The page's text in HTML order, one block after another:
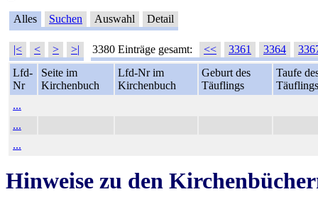
Alles Suchen Auswahl Detail
|< < > >| 3380 Einträge gesamt: << 3361 3364
Lfd-
Nr
Seite im
Kirchenbuch
Lfd-Nr im
Kirchenbuch
Geburt des
Täuflings
Taufe
Täuflings
...
...
...
Hinweise zu den